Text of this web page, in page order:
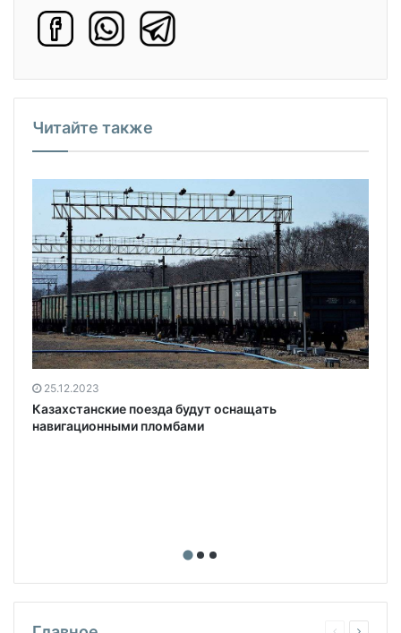
Читайте также
25.12.2023
Казахстанские поезда будут оснащать
навигационными пломбами